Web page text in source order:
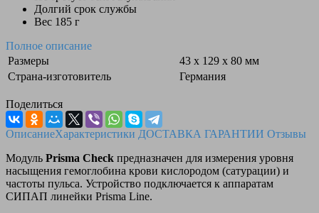
Долгий срок службы
Вес 185 г
Полное описание
Размеры
43 х 129 х 80 мм
Страна-изготовитель
Германия
Поделиться
ОписаниеХарактеристики ДОСТАВКА ГАРАНТИИ Отзывы
Модуль Prisma Check предназначен для измерения уровня
насыщения гемоглобина крови кислородом (сатурации) и
частоты пульса. Устройство подключается к аппаратам
СИПАП линейки Prisma Line.